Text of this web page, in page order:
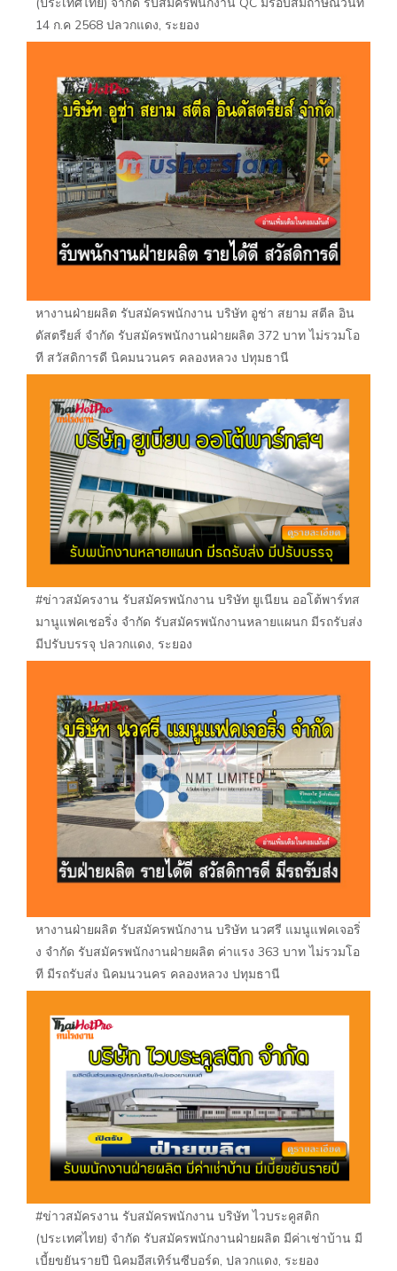
14 ก.ค 2568 ปลวกแดง, ระยอง
หางานฝ่ายผลิต รับสมัครพนักงาน บริษัท อูช่า สยาม สตีล อิน
ดัสตรียส์ จำกัด รับสมัครพนักงานฝ่ายผลิต 372 บาท ไม่รวมโอ
ที สวัสดิการดี นิคมนวนคร คลองหลวง ปทุมธานี
#ข่าวสมัครงาน รับสมัครพนักงาน บริษัท ยูเนียน ออโต้พาร์ทส
มานูแฟคเชอริ่ง จำกัด รับสมัครพนักงานหลายแผนก มีรถรับส่ง
มีปรับบรรจุ ปลวกแดง, ระยอง
หางานฝ่ายผลิต รับสมัครพนักงาน บริษัท นวศรี แมนูแฟคเจอริ่
ง จำกัด รับสมัครพนักงานฝ่ายผลิต ค่าแรง 363 บาท ไม่รวมโอ
ที มีรถรับส่ง นิคมนวนคร คลองหลวง ปทุมธานี
#ข่าวสมัครงาน รับสมัครพนักงาน บริษัท ไวบระคูสติก
(ประเทศไทย) จำกัด รับสมัครพนักงานฝ่ายผลิต มีค่าเช่าบ้าน มี
เบี้ยขยันรายปี นิคมอีสเทิร์นซีบอร์ด, ปลวกแดง, ระยอง